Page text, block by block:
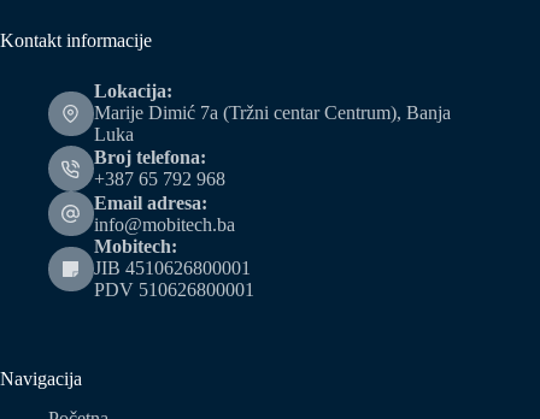
Kontakt informacije
Lokacija:
Marije Dimić 7a (Tržni centar Centrum), Banja
Luka
Broj telefona:
+387 65 792 968
Email adresa:
info@mobitech.ba
Mobitech:
JIB 4510626800001
PDV 510626800001
Navigacija